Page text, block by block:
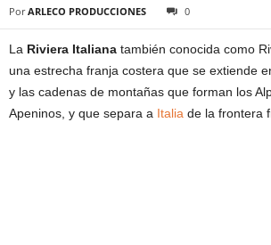
Por ARLECO PRODUCCIONES 0
La Riviera Italiana también conocida como
una estrecha franja costera que se extiende
y las cadenas de montañas que forman los
Apeninos, y que separa a Italia de la frontera